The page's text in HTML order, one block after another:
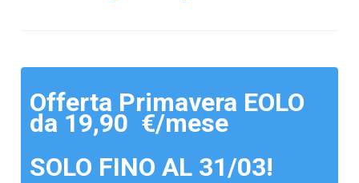
Offerta Primavera EOLO
da 19,90 €/mese
SOLO FINO AL 31/03!